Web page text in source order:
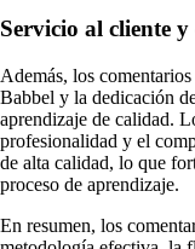
Servicio al cliente
Además, los
Babbel y la dedicación
aprendizaje de calidad.
profesionalidad y el
de alta calidad, lo que
proceso de aprendizaje.
En resumen, los